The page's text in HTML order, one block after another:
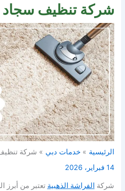
شركة تنظيف
الرئيسية خدمات دبي
شركة
14 فبراير، 2026
شركة الفراشة الذهبية تعتبر من